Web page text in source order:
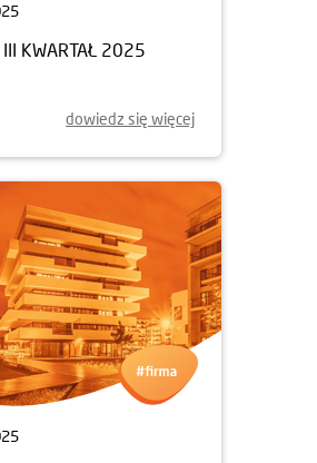
III KWARTAŁ 2025
dowiedz się więcej